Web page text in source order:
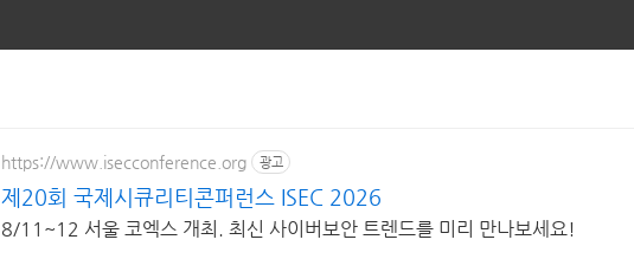
https://www.isecconference.org 광고
제20회 국제시큐리티콘퍼런스 ISEC 2026
8/11~12 서울 코엑스 개최. 최신 사이버보안 트렌드를 미리 만나보세요!